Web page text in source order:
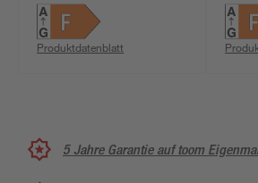
E27 9 W 806 lm
warmweiß 3 Stück
Produktdatenblatt
E27
5 Jahre Garantie auf toom